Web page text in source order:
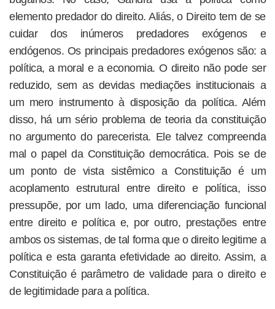
elemento predador do direito. Aliás, o Direito tem de se
cuidar dos inúmeros predadores exógenos e
endógenos. Os principais predadores exógenos são: a
política, a moral e a economia. O direito não pode ser
reduzido, sem as devidas mediações institucionais a
um mero instrumento à disposição da política. Além
disso, há um sério problema de teoria da constituição
no argumento do parecerista. Ele talvez compreenda
mal o papel da Constituição democrática. Pois se de
um ponto de vista sistêmico a Constituição é um
acoplamento estrutural entre direito e política, isso
pressupõe, por um lado, uma diferenciação funcional
entre direito e política e, por outro, prestações entre
ambos os sistemas, de tal forma que o direito legitime a
política e esta garanta efetividade ao direito. Assim, a
Constituição é parâmetro de validade para o direito e
de legitimidade para a política.